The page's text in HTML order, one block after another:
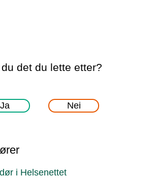
det du lette etter?
Ja Nei
i Helsenettet